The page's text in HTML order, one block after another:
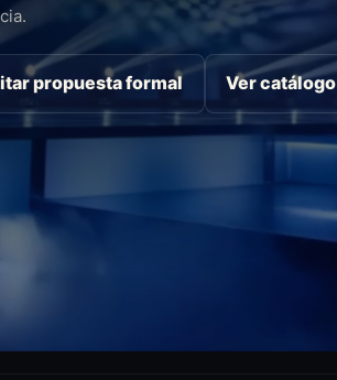
propuesta formal Ver catálogo